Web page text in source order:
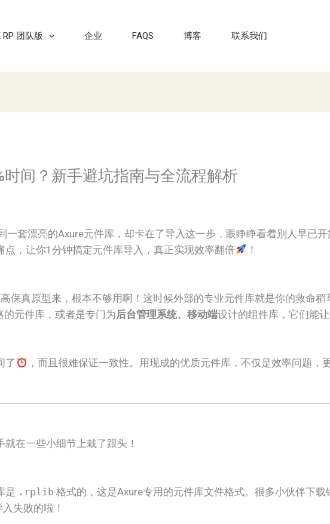
RP 团队版 企业 FAQS 博客 联系我们
间？新手避坑指南与全流程解析
一套漂亮的Axure元件库，却卡在了导入这一步，眼睁睁看着别人早已开
，让你1分钟搞定元件库导入，真正实现效率翻倍
！
保真原型来，根本不够用啊！这时候外部的专业元件库就是你的救命稻
的元件库，或者是专门为​​后台管理系统、移动端​设计的组件库，它们能
了
，而且很难保证一致性。用现成的优质元件库，不仅是效率问题，
在一些小细节上栽了跟头！
是 .rplib 格式的，这是Axure专用的元件库文件格式。很多小伙伴下载
失败的啦！